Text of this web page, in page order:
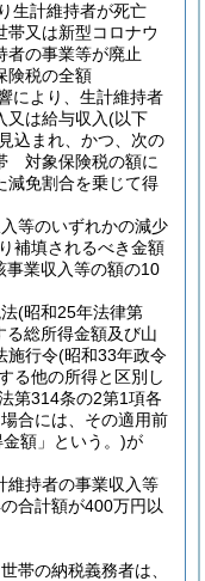
生計維持者が死亡
帯又は新型コロナウ
者の事業等が廃止
険税の全額
により、生計維持者
又は給与収入(以下
込まれ、かつ、次の
対象保険税の額に
減免割合を乗じて得
等のいずれかの減少
補填されるべき金額
事業収入等の額の10
(昭和25年法律第
総所得金額及び山
施行令(昭和33年政令
る他の所得と区別し
第314条の2第1項各
合には、その適用前
額」という。)が
維持者の事業収入等
合計額が400万円以
帯の納税義務者は、